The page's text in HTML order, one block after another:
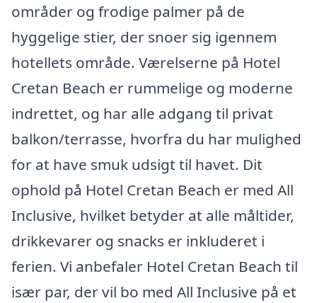
områder og frodige palmer på de
hyggelige stier, der snoer sig igennem
hotellets område. Værelserne på Hotel
Cretan Beach er rummelige og moderne
indrettet, og har alle adgang til privat
balkon/terrasse, hvorfra du har mulighed
for at have smuk udsigt til havet. Dit
ophold på Hotel Cretan Beach er med All
Inclusive, hvilket betyder at alle måltider,
drikkevarer og snacks er inkluderet i
ferien. Vi anbefaler Hotel Cretan Beach til
især par, der vil bo med All Inclusive på et